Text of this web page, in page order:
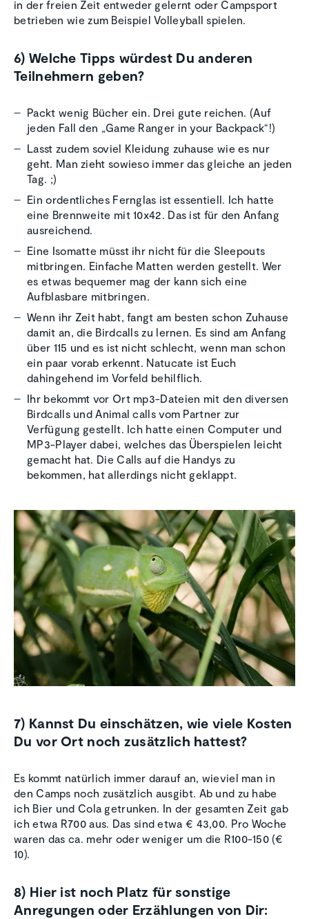
in der freien Zeit entweder gelernt oder Campsport
betrieben wie zum Beispiel Volleyball spielen.
6) Welche Tipps würdest Du anderen
Teilnehmern geben?
Packt wenig Bücher ein. Drei gute reichen. (Auf
jeden Fall den „Game Ranger in your Backpack“!)
Lasst zudem soviel Kleidung zuhause wie es nur
geht. Man zieht sowieso immer das gleiche an jeden
Tag. ;)
Ein ordentliches Fernglas ist essentiell. Ich hatte
eine Brennweite mit 10x42. Das ist für den Anfang
ausreichend.
Eine Isomatte müsst ihr nicht für die Sleepouts
mitbringen. Einfache Matten werden gestellt. Wer
es etwas bequemer mag der kann sich eine
Aufblasbare mitbringen.
Wenn ihr Zeit habt, fangt am besten schon Zuhause
damit an, die Birdcalls zu lernen. Es sind am Anfang
über 115 und es ist nicht schlecht, wenn man schon
ein paar vorab erkennt. Natucate ist Euch
dahingehend im Vorfeld behilflich.
Ihr bekommt vor Ort mp3-Dateien mit den diversen
Birdcalls und Animal calls vom Partner zur
Verfügung gestellt. Ich hatte einen Computer und
MP3-Player dabei, welches das Überspielen leicht
gemacht hat. Die Calls auf die Handys zu
bekommen, hat allerdings nicht geklappt.
7) Kannst Du einschätzen, wie viele Kosten
Du vor Ort noch zusätzlich hattest?
Es kommt natürlich immer darauf an, wieviel man in
den Camps noch zusätzlich ausgibt. Ab und zu habe
ich Bier und Cola getrunken. In der gesamten Zeit gab
ich etwa R700 aus. Das sind etwa € 43,00. Pro Woche
waren das ca. mehr oder weniger um die R100-150 (€
10).
8) Hier ist noch Platz für sonstige
Anregungen oder Erzählungen von Dir: